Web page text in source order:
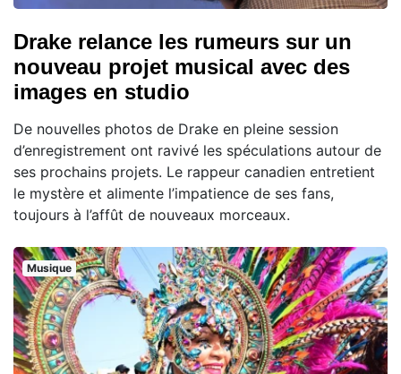
Drake relance les rumeurs sur un
nouveau projet musical avec des
images en studio
De nouvelles photos de Drake en pleine session
d’enregistrement ont ravivé les spéculations autour de
ses prochains projets. Le rappeur canadien entretient
le mystère et alimente l’impatience de ses fans,
toujours à l’affût de nouveaux morceaux.
Musique